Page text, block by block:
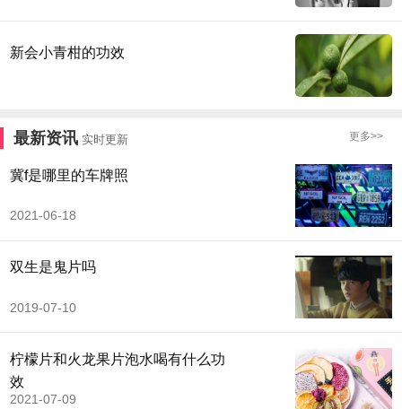
新会小青柑的功效
最新资讯 实时更新 更多>>
冀f是哪里的车牌照
2021-06-18
双生是鬼片吗
2019-07-10
柠檬片和火龙果片泡水喝有什么功
效
2021-07-09